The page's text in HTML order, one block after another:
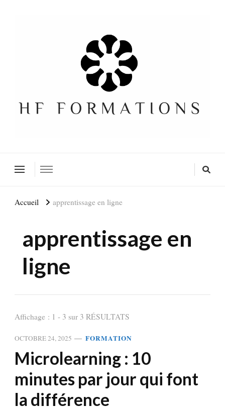
Accueil apprentissage en ligne
apprentissage en
ligne
Affichage : 1 - 3 sur 3 RÉSULTATS
OCTOBRE 24, 2025 FORMATION
Microlearning : 10
minutes par jour qui font
la différence